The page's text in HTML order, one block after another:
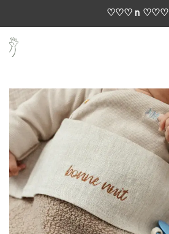
♡♡♡ n ♡♡♡